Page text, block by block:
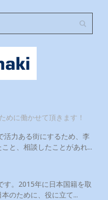
めに働かせて頂きます！
活力ある街にするため、李
と、相談したことがあれ...
す。2015年に日本国籍を取
のために、役に立て...